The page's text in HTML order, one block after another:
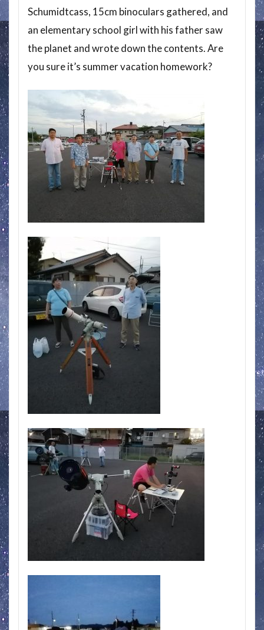
Schumidtcass, 15cm binoculars gathered, and
an elementary school girl with his father saw
the planet and wrote down the contents. Are
you sure it’s summer vacation homework?